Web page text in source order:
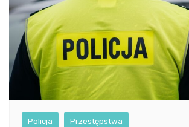
Policja Przestępstwa